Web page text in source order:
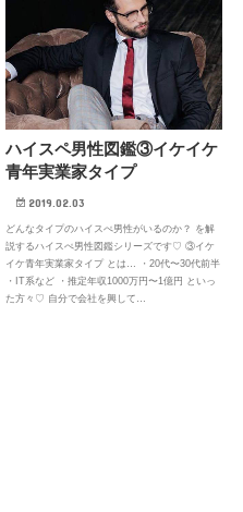
ハイスペ男性図鑑③イケイケ
青年実業家タイプ
2019.02.03
どんなタイプのハイスぺ男性がいるのか？ を解
説するハイスぺ男性図鑑シリーズです♡ ③イケ
イケ青年実業家タイプ とは… ・20代〜30代前半
・IT系など ・推定年収1000万円〜1億円 といっ
た方々♡ 自分で会社を興して…